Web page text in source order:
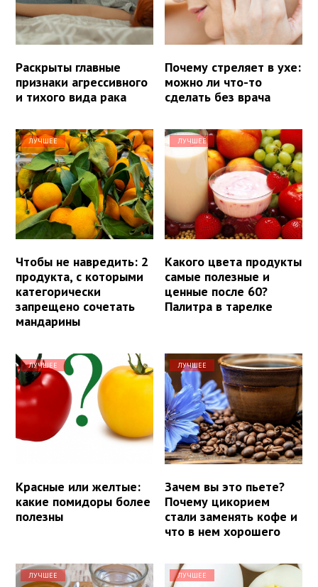
Раскрыты главные
признаки агрессивного
и тихого вида рака
Почему стреляет в ухе:
можно ли что-то
сделать без врача
ЛУЧШЕЕ
Чтобы не навредить: 2
продукта, с которыми
категорически
запрещено сочетать
мандарины
ЛУЧШЕЕ
Какого цвета продукты
самые полезные и
ценные после 60?
Палитра в тарелке
ЛУЧШЕЕ
Красные или желтые:
какие помидоры более
полезны
ЛУЧШЕЕ
Зачем вы это пьете?
Почему цикорием
стали заменять кофе и
что в нем хорошего
ЛУЧШЕЕ ЛУЧШЕЕ